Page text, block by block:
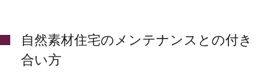
自然素材住宅のメンテナンスとの付き
合い方